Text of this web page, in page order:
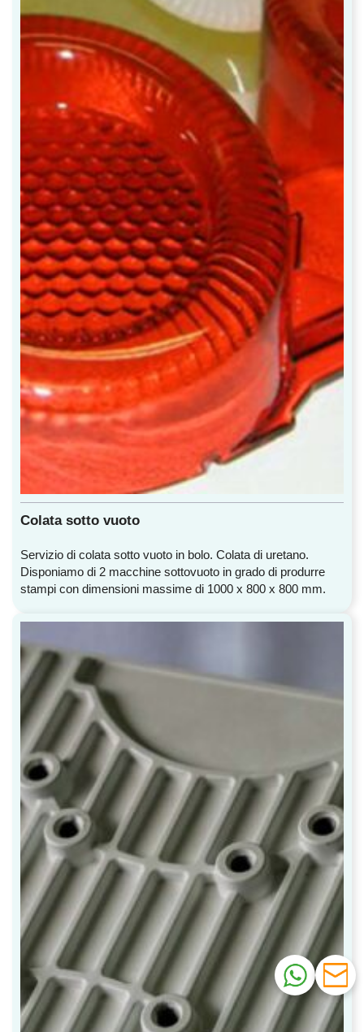
Colata sotto vuoto
Servizio di colata sotto vuoto in bolo. Colata di uretano.
Disponiamo di 2 macchine sottovuoto in grado di produrre
stampi con dimensioni massime di 1000 x 800 x 800 mm.